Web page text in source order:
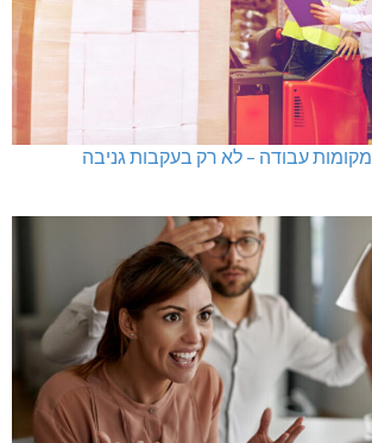
עבודה – לא רק בעקבות גניבה